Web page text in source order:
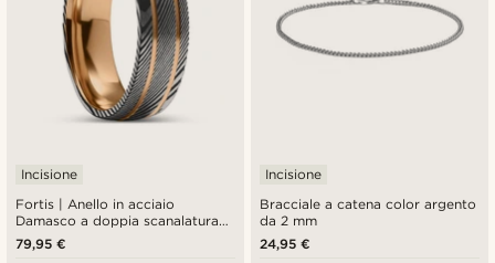
Fortis | Anello in acciaio
Damasco a doppia scanalatura
grigio canna di fucile e titanio
color oro rosa da 7 mm
Incisione
79,95 €
Bracciale a catena color argento
da 2 mm
Incisione
24,95 €